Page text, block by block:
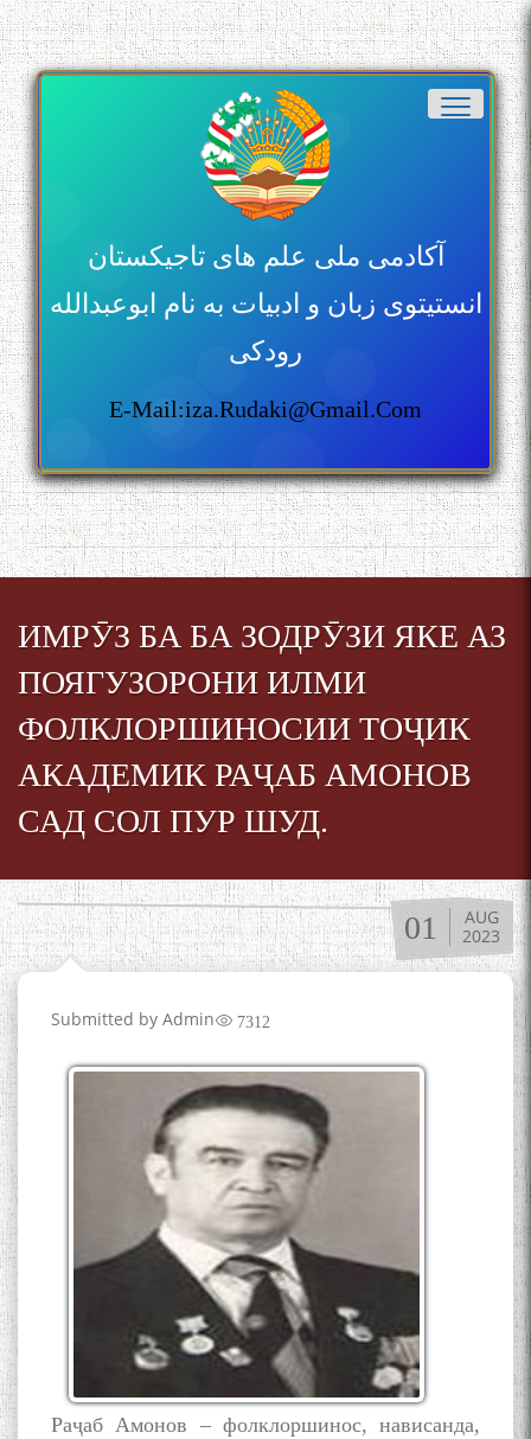
آکادمی ملی علم های تاجیکستان
انستیتوی زبان و ادبیات به نام ابوعبدالله
رودکی
E-Mail:iza.rudaki@gmail.com
ИМРӮЗ БА БА ЗОДРӮЗИ ЯКЕ АЗ
ПОЯГУЗОРОНИ ИЛМИ
ФОЛКЛОРШИНОСИИ ТОҶИК
АКАДЕМИК РАҶАБ АМОНОВ
САД СОЛ ПУР ШУД.
01
AUG
2023
Submitted by Admin 7312
Раҷаб Амонов – фолклоршинос, нависанда,